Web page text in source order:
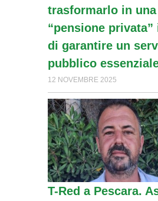
trasformarlo in una
“pensione privata”
di garantire un
pubblico
12 NOVEMBRE 2025
T-Red a Pescara.